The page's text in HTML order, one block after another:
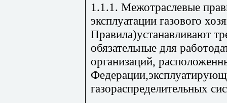
1.1.1. Межотраслевые
эксплуатации газового
Правила)устанавливают
обязательные для
организаций,
газораспределительных